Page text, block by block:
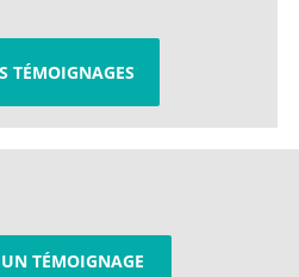
TÉMOIGNAGES
UN TÉMOIGNAGE